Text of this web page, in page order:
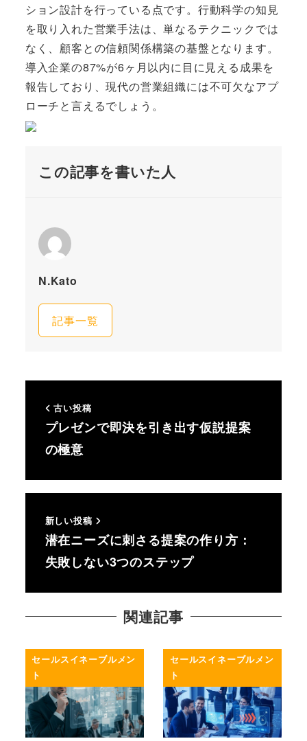
ション設計を行っている点です。行動科学の知見
を取り入れた営業手法は、単なるテクニックでは
なく、顧客との信頼関係構築の基盤となります。
導入企業の87%が6ヶ月以内に目に見える成果を
報告しており、現代の営業組織には不可欠なアプ
ローチと言えるでしょう。
この記事を書いた人
N.Kato
記事一覧
古い投稿
プレゼンで即決を引き出す仮説提案
の極意
新しい投稿
潜在ニーズに刺さる提案の作り方：
失敗しない3つのステップ
関連記事
セールスイネーブルメン
ト
セールスイネーブルメン
ト